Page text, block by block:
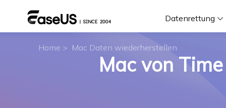
Datenrettung
Home > Mac Daten wiederherstellen
Mac von